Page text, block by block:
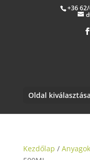
+36
Oldal kiválasztása
Kezdőlap / Anyagok